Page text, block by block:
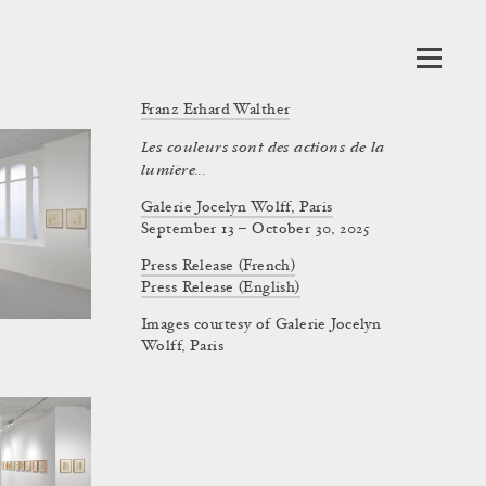
Franz Erhard Walther
Les couleurs sont des actions de la
lumière...
Galerie Jocelyn Wolff, Paris
September 13 – October 30, 2025
Press Release (French)
Press Release (English)
Images courtesy of Galerie Jocelyn
Wolff, Paris